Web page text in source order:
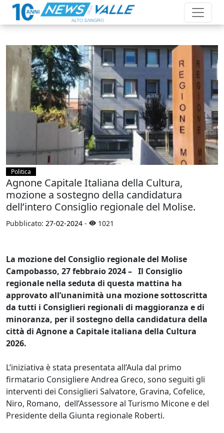
Politica
Agnone Capitale Italiana della Cultura,
mozione a sostegno della candidatura
dell’intero Consiglio regionale del Molise.
Pubblicato: 27-02-2024 - 1021
La mozione del Consiglio regionale del Molise
Campobasso, 27 febbraio 2024 – Il Consiglio
regionale nella seduta di questa mattina ha
approvato all’unanimità una mozione sottoscritta
da tutti i Consiglieri regionali di maggioranza e di
minoranza, per il sostegno della candidatura della
città di Agnone a Capitale italiana della Cultura
2026.
L’iniziativa è stata presentata all’Aula dal primo
firmatario Consigliere Andrea Greco, sono seguiti gli
interventi dei Consiglieri Salvatore, Gravina, Cofelice,
Niro, Romano, dell’Assessore al Turismo Micone e del
Presidente della Giunta regionale Roberti.